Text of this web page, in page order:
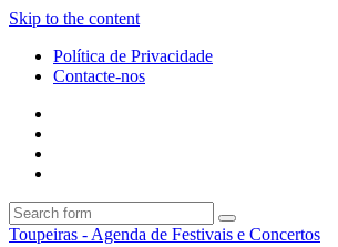
Skip to the content
Política de Privacidade
Contacte-nos
Search
Toupeiras - Agenda de Festivais e Concertos